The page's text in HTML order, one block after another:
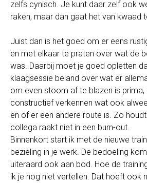
zelfs cynisch. Je kunt daar zelf ook
raken, maar dan gaat het van kwaad
Juist dan is het goed om er eens
en met elkaar te praten over wat de
was. Daarbij moet je goed opletten
klaagsessie beland over wat er
om even stoom af te blazen is
constructief verkennen wat ook
en of er een andere route is. Zo
collega raakt niet in een burn-out.
Binnenkort start ik met de nieuwe
bezieling in je werk. De bedoeling
uiteraard ook aan bod. Hoe de
ik je nog niet vertellen. Dat hoeft ook